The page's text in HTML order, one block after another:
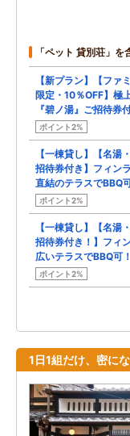
「ペット 貸別荘」
【新プラン】【ファ
限定・10％OFF】極
『碧ノ湯』ご招待券
ポイント2%
【一棟貸し】【名湯
招待券付き】フィン
直結のテラスでBBQ
ポイント2%
【一棟貸し】【名湯
招待券付き！】フィ
広いテラスでBBQ可！
ポイント2%
1日1組だけ、密に